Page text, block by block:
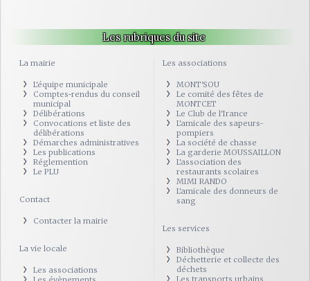
Les rubriques du site
La mairie
L'équipe municipale
Comptes-rendus du conseil
municipal
Délibérations
Convocations et liste des
délibérations
Démarches administratives
Les publications
Réglemention
Le PLU
Contact
Contacter la mairie
La vie locale
Les associations
Les associations
MONT'SOU
Le comité des fêtes de
MONTCET
Le Club de l'Irance
L'amicale des sapeurs-
pompiers
La société de chasse
La garderie MOUSSAILLON
L'association des
restaurants scolaires
MIMI RANDO
L'amicale des donneurs de
sang
Les services
Bibliothèque
Déchetterie et collecte des
déchets
Les transports urbains